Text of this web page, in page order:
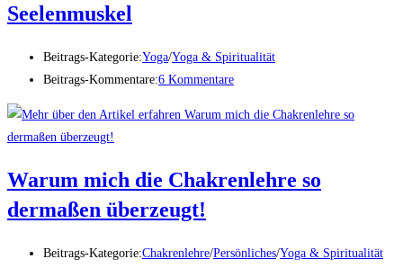
Seelenmuskel
Beitrags-Kategorie:Yoga/Yoga & Spiritualität
Beitrags-Kommentare:6 Kommentare
Warum mich die Chakrenlehre so
dermaßen überzeugt!
Beitrags-Kategorie:Chakrenlehre/Persönliches/Yoga & Spiritualität